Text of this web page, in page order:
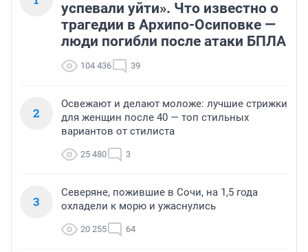
успевали уйти». Что известно о
трагедии в Архипо-Осиповке —
люди погибли после атаки БПЛА
104 436 39
2
Освежают и делают моложе: лучшие стрижки
для женщин после 40 — топ стильных
вариантов от стилиста
25 480 3
3
Северяне, пожившие в Сочи, на 1,5 года
охладели к морю и ужаснулись
20 255 64